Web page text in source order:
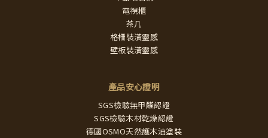
電視櫃
茶几
格柵裝潢靈感
壁板裝潢靈感
產品安心證明
SGS檢驗無甲醛認證
SGS檢驗木材乾燥認證
德國OSMO天然護木油塗裝